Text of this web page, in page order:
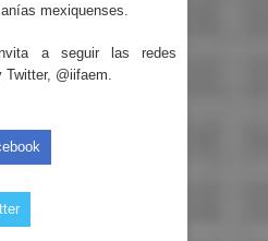
mexiquenses.
a seguir las redes
@iifaem.